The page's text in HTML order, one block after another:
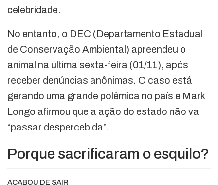
celebridade.
No entanto, o DEC (Departamento Estadual
de Conservação Ambiental) apreendeu o
animal na última sexta-feira (01/11), após
receber denúncias anônimas. O caso está
gerando uma grande polêmica no país e Mark
Longo afirmou que a ação do estado não vai
“passar despercebida”.
Porque sacrificaram o esquilo?
ACABOU DE SAIR